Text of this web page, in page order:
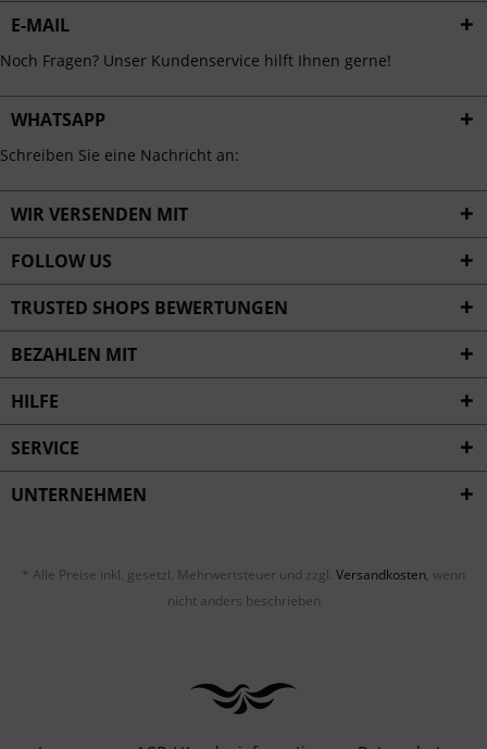
E-MAIL
Noch Fragen? Unser Kundenservice hilft Ihnen gerne!
WHATSAPP
Schreiben Sie eine Nachricht an:
WIR VERSENDEN MIT
FOLLOW US
TRUSTED SHOPS BEWERTUNGEN
BEZAHLEN MIT
HILFE
SERVICE
UNTERNEHMEN
* Alle Preise inkl. gesetzl. Mehrwertsteuer und zzgl. Versandkosten, wenn
nicht anders beschrieben
Service